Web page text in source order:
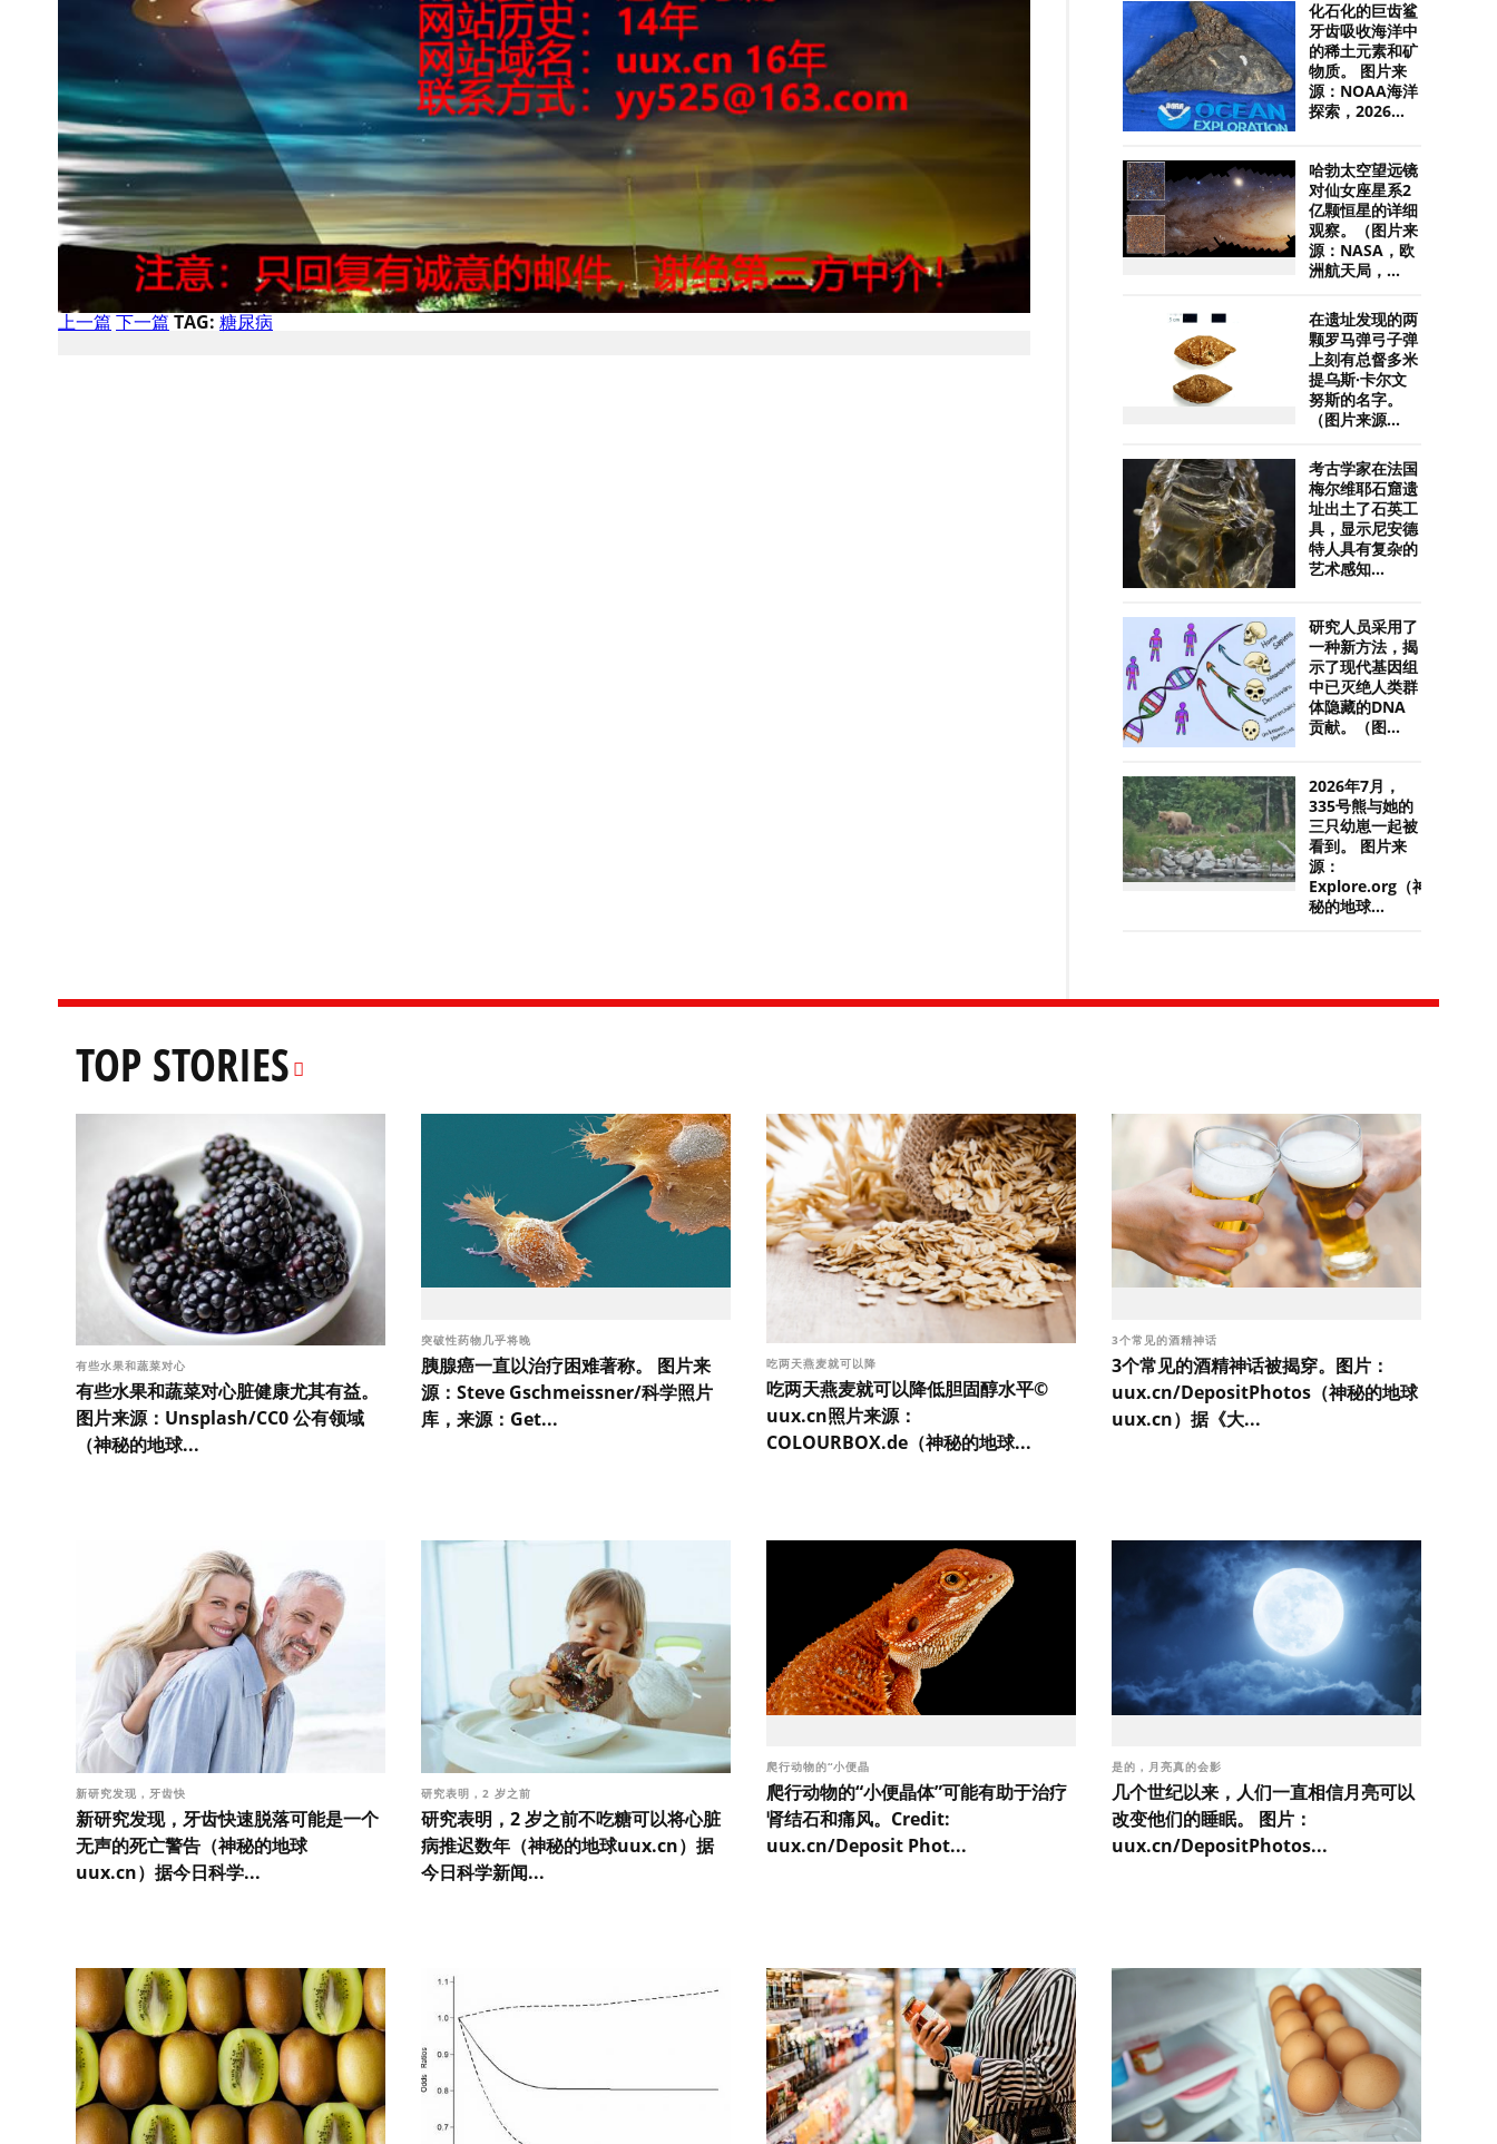
上一篇下一篇TAG:糖尿病
化石化的巨齿鲨
牙齿吸收海洋中
的稀土元素和矿
物质。 图片来
源：NOAA海洋
探索，2026...
哈勃太空望远镜
对仙女座星系2
亿颗恒星的详细
观察。（图片来
源：NASA，欧
洲航天局，...
在遗址发现的两
颗罗马弹弓子弹
上刻有总督多米
提乌斯·卡尔文
努斯的名字。
（图片来源...
考古学家在法国
梅尔维耶石窟遗
址出土了石英工
具，显示尼安德
特人具有复杂的
艺术感知...
研究人员采用了
一种新方法，揭
示了现代基因组
中已灭绝人类群
体隐藏的DNA
贡献。（图...
2026年7月，
335号熊与她的
三只幼崽一起被
看到。 图片来
源：
Explore.org（神
秘的地球...
TOP STORIES
有些水果和蔬菜对心
有些水果和蔬菜对心脏健康尤其有益。
图片来源：Unsplash/CC0 公有领域
（神秘的地球...
突破性药物几乎将晚
胰腺癌一直以治疗困难著称。 图片来
源：Steve Gschmeissner/科学照片
库，来源：Get...
吃两天燕麦就可以降
吃两天燕麦就可以降低胆固醇水平©
uux.cn照片来源：
COLOURBOX.de（神秘的地球...
3个常见的酒精神话
3个常见的酒精神话被揭穿。图片：
uux.cn/DepositPhotos（神秘的地球
uux.cn）据《大...
新研究发现，牙齿快
新研究发现，牙齿快速脱落可能是一个
无声的死亡警告（神秘的地球
uux.cn）据今日科学...
研究表明，2 岁之前
研究表明，2 岁之前不吃糖可以将心脏
病推迟数年（神秘的地球uux.cn）据
今日科学新闻...
爬行动物的“小便晶
爬行动物的“小便晶体”可能有助于治疗
肾结石和痛风。Credit:
uux.cn/Deposit Phot...
是的，月亮真的会影
几个世纪以来，人们一直相信月亮可以
改变他们的睡眠。 图片：
uux.cn/DepositPhotos...